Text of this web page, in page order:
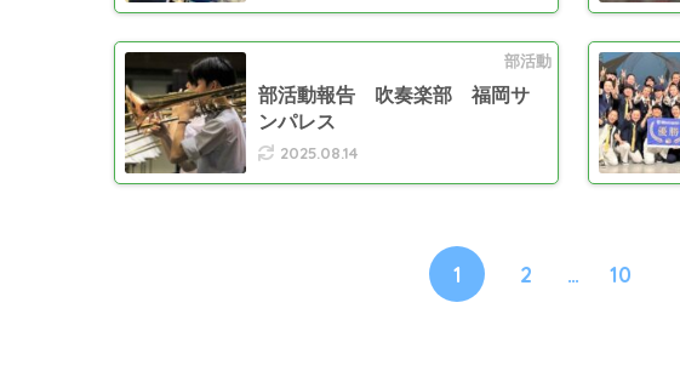
部活動
部活動報告 吹奏楽部 福岡サ
ンパレス
2025.08.14
1 2 … 10